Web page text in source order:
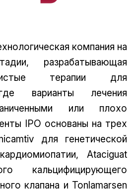
компания на
разрабатывающая
терапии для
варианты лечения
или плохо
IPO основаны на трех
для генетической
Ataciguat
кальцифицирующего
клапана и Tonlamarsen